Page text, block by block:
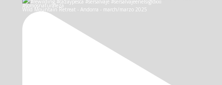
Wild Mountain Retreat - Andorra - march/marzo 2025